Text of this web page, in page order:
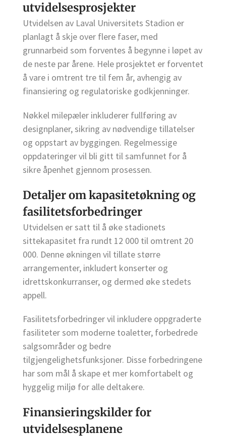
utvidelsesprosjekter
Utvidelsen av Laval Universitets Stadion er
planlagt å skje over flere faser, med
grunnarbeid som forventes å begynne i løpet av
de neste par årene. Hele prosjektet er forventet
å vare i omtrent tre til fem år, avhengig av
finansiering og regulatoriske godkjenninger.
Nøkkel milepæler inkluderer fullføring av
designplaner, sikring av nødvendige tillatelser
og oppstart av byggingen. Regelmessige
oppdateringer vil bli gitt til samfunnet for å
sikre åpenhet gjennom prosessen.
Detaljer om kapasitetøkning og
fasilitetsforbedringer
Utvidelsen er satt til å øke stadionets
sittekapasitet fra rundt 12 000 til omtrent 20
000. Denne økningen vil tillate større
arrangementer, inkludert konserter og
idrettskonkurranser, og dermed øke stedets
appell.
Fasilitetsforbedringer vil inkludere oppgraderte
fasiliteter som moderne toaletter, forbedrede
salgsområder og bedre
tilgjengelighetsfunksjoner. Disse forbedringene
har som mål å skape et mer komfortabelt og
hyggelig miljø for alle deltakere.
Finansieringskilder for
utvidelsesplanene